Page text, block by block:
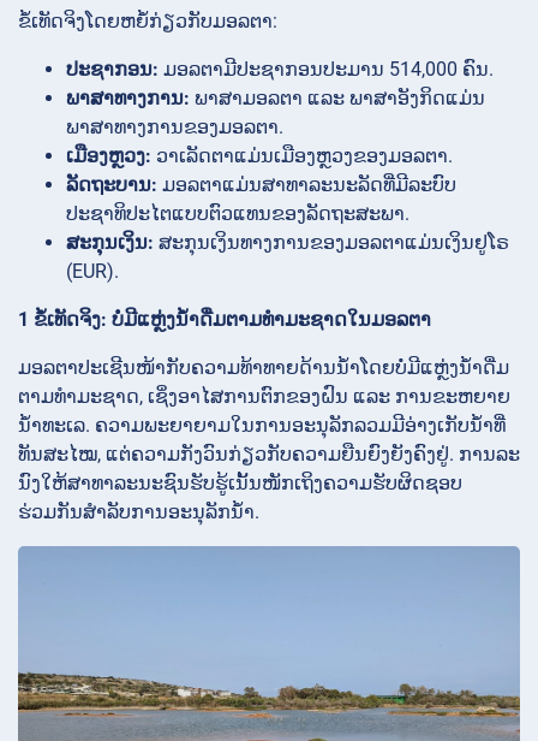
ຂໍ້ເທັດຈິງໂດຍຫຍໍ້ກ່ຽວກັບມອລຕາ:
ປະຊາກອນ: ມອລຕາມີປະຊາກອນປະມານ 514,000 ຄົນ.
ພາສາທາງການ: ພາສາມອລຕາ ແລະ ພາສາອັງກິດແມ່ນ
ພາສາທາງການຂອງມອລຕາ.
ເມືອງຫຼວງ: ວາເລັດຕາແມ່ນເມືອງຫຼວງຂອງມອລຕາ.
ລັດຖະບານ: ມອລຕາແມ່ນສາທາລະນະລັດທີ່ມີລະບົບ
ປະຊາທິປະໄຕແບບຕົວແທນຂອງລັດຖະສະພາ.
ສະກຸນເງິນ: ສະກຸນເງິນທາງການຂອງມອລຕາແມ່ນເງິນຢູໂຣ
(EUR).
1 ຂໍ້ເທັດຈິງ: ບໍ່ມີແຫຼ່ງນໍ້າດື່ມຕາມທຳມະຊາດໃນມອລຕາ
ມອລຕາປະເຊີນໜ້າກັບຄວາມທ້າທາຍດ້ານນໍ້າໂດຍບໍ່ມີແຫຼ່ງນໍ້າດື່ມ
ຕາມທຳມະຊາດ, ເຊິ່ງອາໄສການຕົກຂອງຝົນ ແລະ ການຂະຫຍາຍ
ນໍ້າທະເລ. ຄວາມພະຍາຍາມໃນການອະນຸລັກລວມມີອ່າງເກັບນໍ້າທີ່
ທັນສະໄໝ, ແຕ່ຄວາມກັງວົນກ່ຽວກັບຄວາມຍືນຍົງຍັງຄົງຢູ່. ການລະ
ນົງໃຫ້ສາທາລະນະຊົນຮັບຮູ້ເນັ້ນໜັກເຖິງຄວາມຮັບຜິດຊອບ
ຮ່ວມກັນສຳລັບການອະນຸລັກນໍ້າ.